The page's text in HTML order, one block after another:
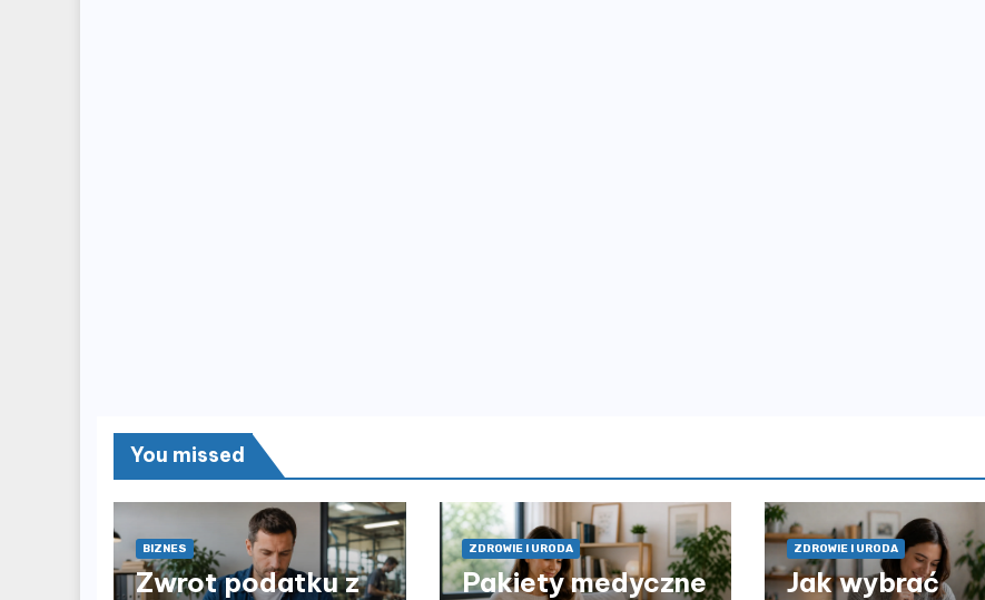
You missed
BIZNES
Zwrot podatku z
ZDROWIE I URODA
Pakiety medyczne
ZDROWIE I URODA
Jak wybrać